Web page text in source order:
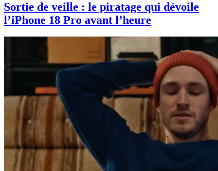
Sortie de veille : le piratage qui dévoile
l’iPhone 18 Pro avant l’heure